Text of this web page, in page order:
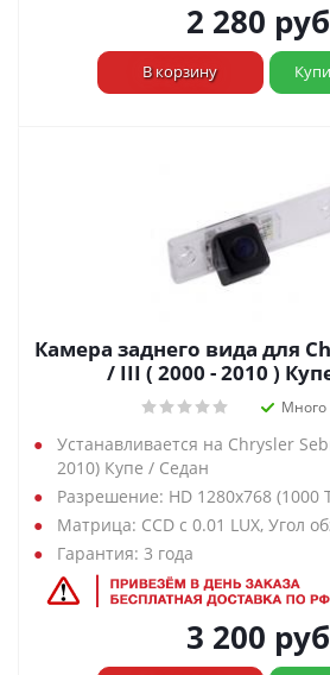
2 280
В корзину
Камера заднего вида для
/ III ( 2000 - 2010 )
Много
Устанавливается на Chrysler
2010) Купе / Седан
Разрешение: HD 1280х768 (1000
Матрица: CCD с 0.01 LUX, Угол
Гарантия: 3 года
3 200